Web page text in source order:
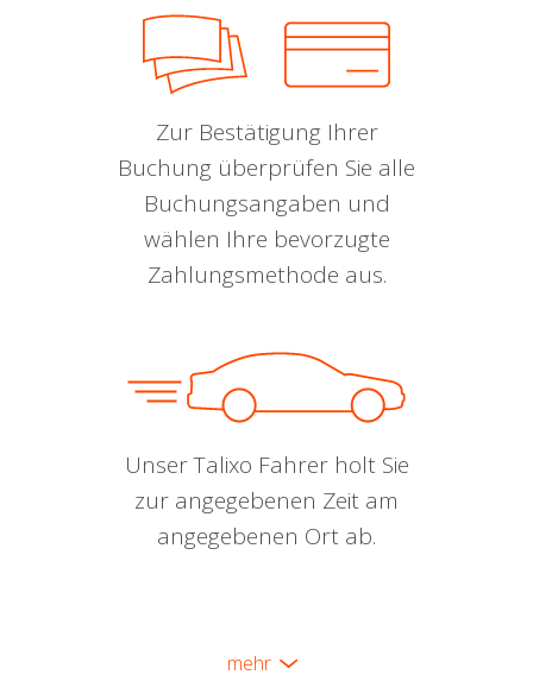
Zur Bestätigung Ihrer
Buchung überprüfen Sie alle
Buchungsangaben und
wählen Ihre bevorzugte
Zahlungsmethode aus.
Unser Talixo Fahrer holt Sie
zur angegebenen Zeit am
angegebenen Ort ab.
mehr